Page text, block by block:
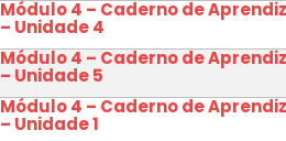
Módulo 4 – Caderno de
– Unidade 4
Módulo 4 – Caderno de
– Unidade 5
Módulo 4 – Caderno de
– Unidade 1